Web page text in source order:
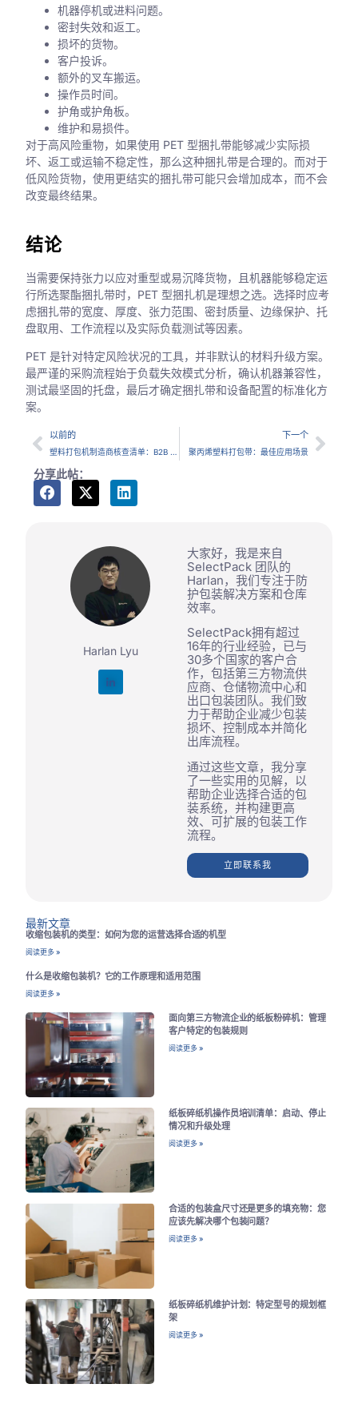
机器停机或进料问题。
密封失效和返工。
损坏的货物。
客户投诉。
额外的叉车搬运。
操作员时间。
护角或护角板。
维护和易损件。
对于高风险重物，如果使用 PET 型捆扎带能够减少实际损
坏、返工或运输不稳定性，那么这种捆扎带是合理的。而对于
低风险货物，使用更结实的捆扎带可能只会增加成本，而不会
改变最终结果。
结论
当需要保持张力以应对重型或易沉降货物，且机器能够稳定运
行所选聚酯捆扎带时，PET 型捆扎机是理想之选。选择时应考
虑捆扎带的宽度、厚度、张力范围、密封质量、边缘保护、托
盘取用、工作流程以及实际负载测试等因素。
PET 是针对特定风险状况的工具，并非默认的材料升级方案。
最严谨的采购流程始于负载失效模式分析，确认机器兼容性，
测试最坚固的托盘，最后才确定捆扎带和设备配置的标准化方
案。
以前的
塑料打包机制造商核查清单：B2B 买家应该验证哪些内容
下一个
聚丙烯塑料打包带：最佳应用场景
分享此帖：
Harlan Lyu
大家好，我是来自
SelectPack 团队的
Harlan，我们专注于防
护包装解决方案和仓库
效率。
SelectPack拥有超过
16年的行业经验，已与
30多个国家的客户合
作，包括第三方物流供
应商、仓储物流中心和
出口包装团队。我们致
力于帮助企业减少包装
损坏、控制成本并简化
出库流程。
通过这些文章，我分享
了一些实用的见解，以
帮助企业选择合适的包
装系统，并构建更高
效、可扩展的包装工作
流程。
立即联系我
最新文章
收缩包装机的类型：如何为您的运营选择合适的机型
阅读更多 »
什么是收缩包装机？它的工作原理和适用范围
阅读更多 »
面向第三方物流企业的纸板粉碎机：管理
客户特定的包装规则
阅读更多 »
纸板碎纸机操作员培训清单：启动、停止
情况和升级处理
阅读更多 »
合适的包装盒尺寸还是更多的填充物：您
应该先解决哪个包装问题？
阅读更多 »
纸板碎纸机维护计划：特定型号的规划框
架
阅读更多 »